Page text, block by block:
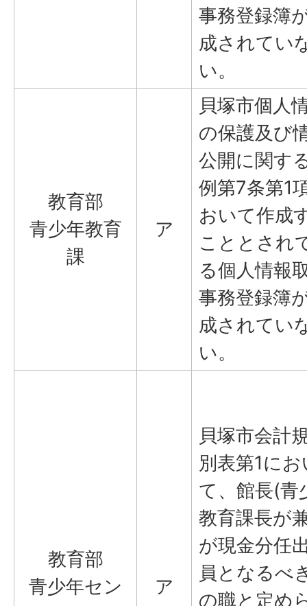
事務登録簿
成されてい
い。
教育部
青少年教育
課
ア
貝塚市個人
の保護及び
公開に関す
例第7条第1
おいて作成
こととされ
る個人情報
事務登録簿
成されてい
い。
教育部
青少年セン
ア
貝塚市会計
別表第1にお
て、館長(青
教育課長が
が現金分任
員となるべ
の職と定め